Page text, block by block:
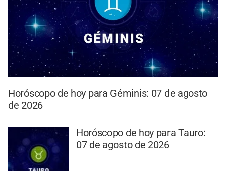
Horóscopo de hoy para Géminis: 07 de agosto
de 2026
Horóscopo de hoy para Tauro:
07 de agosto de 2026